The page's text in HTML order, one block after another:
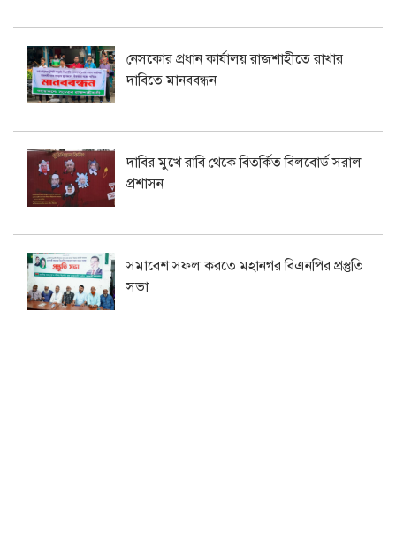
নেসকোর প্রধান কার্যালয় রাজশাহীতে রাখার
দাবিতে মানববন্ধন
দাবির মুখে রাবি থেকে বিতর্কিত বিলবোর্ড সরাল
প্রশাসন
সমাবেশ সফল করতে মহানগর বিএনপির প্রস্তুতি
সভা